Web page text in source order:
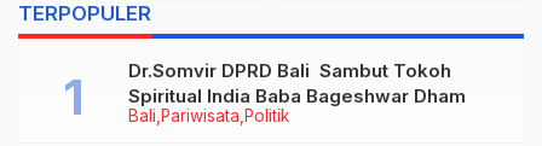
Padangsambian
TERPOPULER
Bali Pariwisata Politik
Dr.Somvir DPRD Bali Sambut Tokoh
Spiritual India Baba Bageshwar Dham